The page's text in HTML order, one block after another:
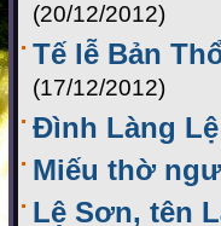
(20/12/2012)
Tế lễ Bản
(17/12/2012)
Đình Làng
Miếu thờ
Lệ Sơn, tên